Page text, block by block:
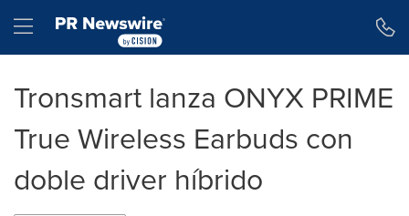
Hamburger menu
Tronsmart lanza ONYX PRIME
True Wireless Earbuds con
doble driver híbrido